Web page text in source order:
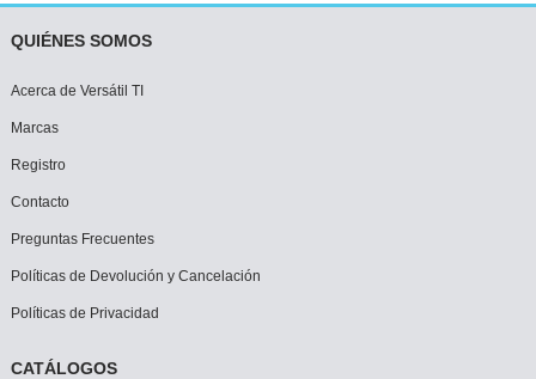
QUIÉNES SOMOS
Acerca de Versátil TI
Marcas
Registro
Contacto
Preguntas Frecuentes
Políticas de Devolución y Cancelación
Políticas de Privacidad
CATÁLOGOS